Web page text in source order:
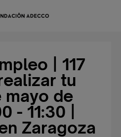
| 117
tu
mayo de
- 11:30 |
Zaragoza